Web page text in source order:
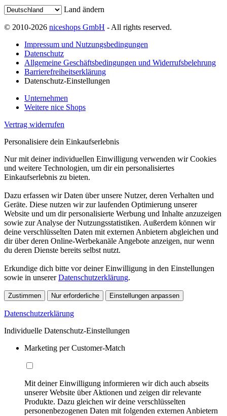
Land ändern
© 2010-2026 niceshops GmbH - All rights reserved.
Impressum und Nutzungsbedingungen
Datenschutz
Allgemeine Geschäftsbedingungen und Widerrufsbelehrung
Barrierefreiheitserklärung
Datenschutz-Einstellungen
Unternehmen
Weitere nice Shops
Vertrag widerrufen
Personalisiere dein Einkaufserlebnis
Nur mit deiner individuellen Einwilligung verwenden wir Cookies
und weitere Technologien, um dir ein personalisiertes
Einkaufserlebnis zu bieten.
Dazu erfassen wir Daten über unsere Nutzer, deren Verhalten und
Geräte. Diese nutzen wir zur laufenden Optimierung unserer
Website und um dir personalisierte Werbung und Inhalte anzuzeigen
sowie zur Analyse der Nutzungsstatistiken. Außerdem können wir
deine verschlüsselten Daten mit externen Anbietern abgleichen und
dir über deren Online-Werbekanäle Angebote anzeigen, nur wenn
du deren Dienste bereits selbst nutzt.
Erkundige dich bitte vor deiner Einwilligung in den Einstellungen
sowie in unsererDatenschutzerklärung.
Zustimmen Nur erforderliche Einstellungen anpassen
Datenschutzerklärung
Individuelle Datenschutz-Einstellungen
Marketing per Customer-Match
Mit deiner Einwilligung informieren wir dich auch abseits
unserer Website über Aktionen und zeigen dir relevante
Produkte. Dazu gleichen wir deine verschlüsselten
personenbezogenen Daten mit folgenden externen Anbietern